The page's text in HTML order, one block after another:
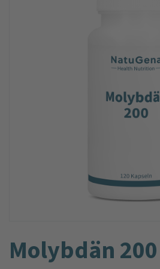
Molybdän 200